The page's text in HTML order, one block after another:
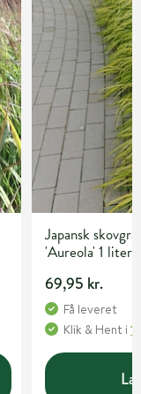
Japansk
'Aureola' 1 liter
69,95 kr.
Få leveret
Klik & Hent i